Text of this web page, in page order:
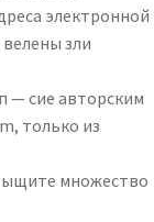
электронной
зли
— сие авторским
только из
множество